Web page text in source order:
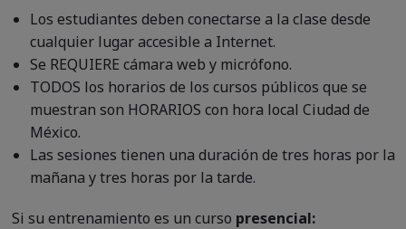
Los estudiantes deben conectarse a la clase desde
cualquier lugar accesible a Internet.
Se REQUIERE cámara web y micrófono.
TODOS los horarios de los cursos públicos que se
muestran son HORARIOS con hora local Ciudad de
México.
Las sesiones tienen una duración de tres horas por la
mañana y tres horas por la tarde.
Si su entrenamiento es un curso presencial: